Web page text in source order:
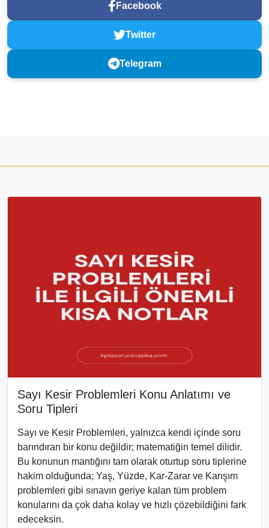
Facebook
Twitter
Telegram
Sayı Kesir Problemleri Konu Anlatımı ve
Soru Tipleri
Sayı ve Kesir Problemleri, yalnızca kendi içinde soru
barındıran bir konu değildir; matematiğin temel dilidir.
Bu konunun mantığını tam olarak oturtup soru tiplerine
hakim olduğunda; Yaş, Yüzde, Kar-Zarar ve Karışım
problemleri gibi sınavın geriye kalan tüm problem
konularını da çok daha kolay ve hızlı çözebildiğini fark
edeceksin.